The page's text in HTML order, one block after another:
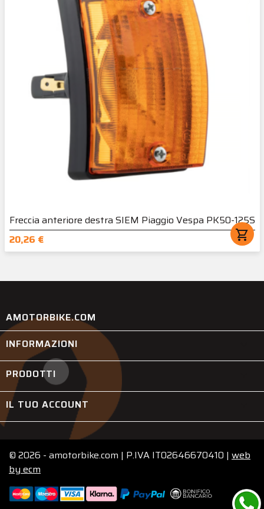
Freccia anteriore destra SIEM Piaggio Vespa PK50-125S
20,26 €
shopping_cart
AMOTORBIKE.COM
INFORMAZIONI
PRODOTTI
IL TUO ACCOUNT
© 2026 - amotorbike.com | P.IVA IT02646670410 | web
by ecm